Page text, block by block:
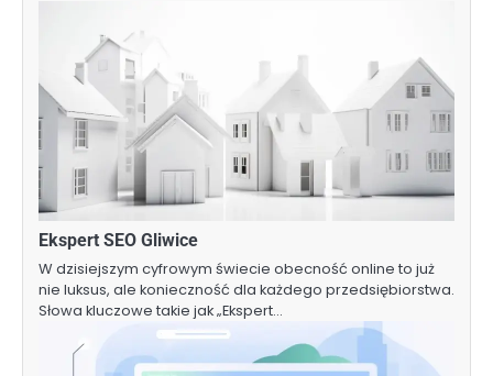
Ekspert SEO Gliwice
W dzisiejszym cyfrowym świecie obecność online to już
nie luksus, ale konieczność dla każdego przedsiębiorstwa.
Słowa kluczowe takie jak „Ekspert…